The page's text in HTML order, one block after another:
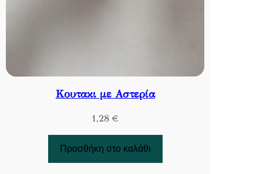
Κουτακι με Αστερία
1,28 €
Προσθήκη στο καλάθι